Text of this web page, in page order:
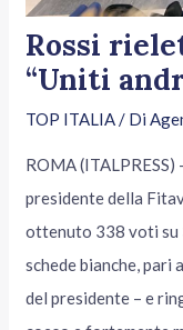
Rossi
“Uniti
TOP ITALIA/ Di
ROMA
presidente della
ottenuto 338 voti su
schede bianche, pari
del presidente – e